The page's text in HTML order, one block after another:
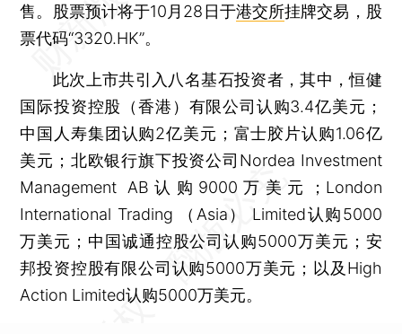
售。股票预计将于10月28日于港交所挂牌交易，股
票代码“3320.HK”。
此次上市共引入八名基石投资者，其中，恒健
国际投资控股（香港）有限公司认购3.4亿美元；
中国人寿集团认购2亿美元；富士胶片认购1.06亿
美元；北欧银行旗下投资公司Nordea Investment
Management AB认购9000万美元；London
International Trading （Asia） Limited认购5000
万美元；中国诚通控股公司认购5000万美元；安
邦投资控股有限公司认购5000万美元；以及High
Action Limited认购5000万美元。